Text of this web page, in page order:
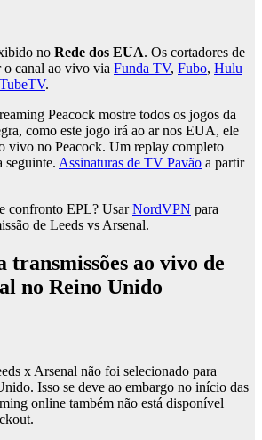
no Rede dos EUA. Os cortadores de
o canal ao vivo via Funda TV, Fubo, Hulu
.
Peacock mostre todos os jogos da
como este jogo irá ao ar nos EUA, ele
vivo no Peacock. Um replay completo
seguinte. Assinaturas de TV Pavão a partir
confronto EPL? UsarNordVPN para
de Leeds vs Arsenal.
transmissões ao vivo de
no Reino Unido
x Arsenal não foi selecionado para
Isso se deve ao embargo no início das
online também não está disponível